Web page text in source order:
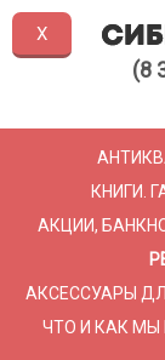
(8
КНИГИ.
АКЦИИ,
АКСЕССУАРЫ
ЧТО И КАК МЫ
X